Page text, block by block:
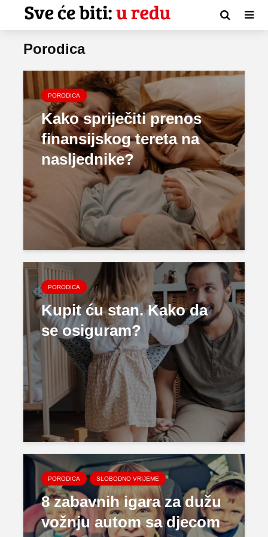
Porodica
PORODICA
Kako spriječiti prenos
finansijskog tereta na
nasljednike?
PORODICA
Kupit ću stan. Kako da
se osiguram?
PORODICA SLOBODNO VRIJEME
8 zabavnih igara za dužu
vožnju autom sa djecom